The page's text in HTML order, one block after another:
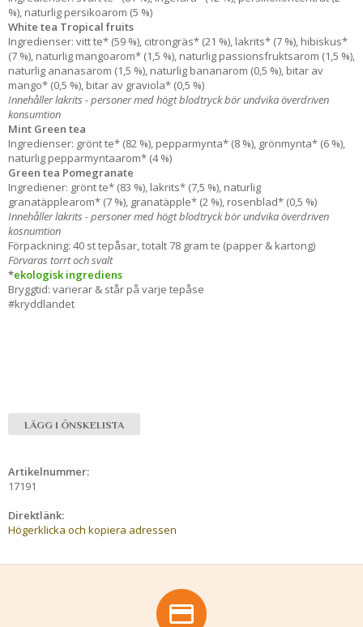
%), naturlig persikoarom (5 %)
White tea Tropical fruits
Ingredienser: vitt te* (59 %), citrongräs* (21 %), lakrits* (7 %), hibiskus*
(7 %), naturlig mangoarom* (1,5 %), naturlig passionsfruktsarom (1,5 %),
naturlig ananasarom (1,5 %), naturlig bananarom (0,5 %), bitar av
mango* (0,5 %), bitar av graviola* (0,5 %)
Innehåller lakrits - personer med högt blodtryck bör undvika överdriven
konsumtion
Mint Green tea
Ingredienser: grönt te* (82 %), pepparmynta* (8 %), grönmynta* (6 %),
naturlig pepparmyntaarom* (4 %)
Green tea Pomegranate
Ingrediener: grönt te* (83 %), lakrits* (7,5 %), naturlig
granatäpplearom* (7 %), granatäpple* (2 %), rosenblad* (0,5 %)
Innehåller lakrits - personer med högt blodtryck bör undvika överdriven
kosnumtion
Förpackning: 40 st tepåsar, totalt 78 gram te (papper & kartong)
Förvaras torrt och svalt
*ekologisk ingrediens
Bryggtid: varierar & står på varje tepåse
#kryddlandet
LÄGG I ÖNSKELISTA
Artikelnummer:
17191
Direktlänk:
Högerklicka och kopiera adressen